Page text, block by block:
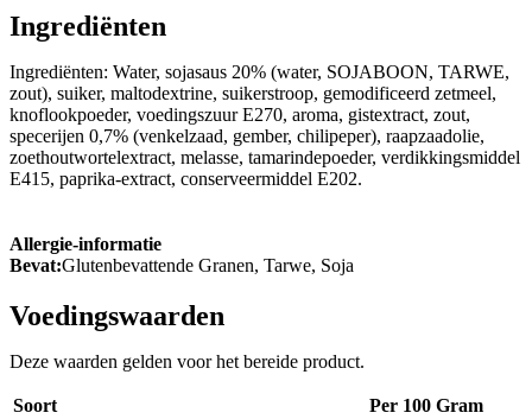
Ingrediënten
Ingrediënten: Water, sojasaus 20% (water, SOJABOON, TARWE,
zout), suiker, maltodextrine, suikerstroop, gemodificeerd zetmeel,
knoflookpoeder, voedingszuur E270, aroma, gistextract, zout,
specerijen 0,7% (venkelzaad, gember, chilipeper), raapzaadolie,
zoethoutwortelextract, melasse, tamarindepoeder, verdikkingsmiddel
E415, paprika-extract, conserveermiddel E202.
Allergie-informatie
Bevat:Glutenbevattende Granen, Tarwe, Soja
Voedingswaarden
Deze waarden gelden voor het bereide product.
Soort
Per 100 Gram